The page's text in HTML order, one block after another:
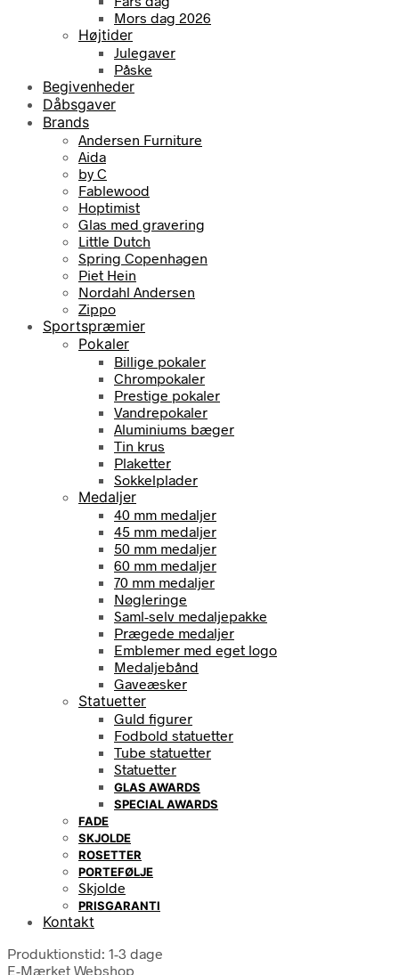
Mors dag 2026
Højtider
Julegaver
Påske
Begivenheder
Dåbsgaver
Brands
Andersen Furniture
Aida
by C
Fablewood
Hoptimist
Glas med gravering
Little Dutch
Spring Copenhagen
Piet Hein
Nordahl Andersen
Zippo
Sportspræmier
Pokaler
Billige pokaler
Chrompokaler
Prestige pokaler
Vandrepokaler
Aluminiums bæger
Tin krus
Plaketter
Sokkelplader
Medaljer
40 mm medaljer
45 mm medaljer
50 mm medaljer
60 mm medaljer
70 mm medaljer
Nøgleringe
Saml-selv medaljepakke
Prægede medaljer
Emblemer med eget logo
Medaljebånd
Gaveæsker
Statuetter
Guld figurer
Fodbold statuetter
Tube statuetter
Statuetter
GLAS AWARDS
SPECIAL AWARDS
FADE
SKJOLDE
ROSETTER
PORTEFØLJE
Skjolde
PRISGARANTI
Kontakt
Produktionstid: 1-3 dage
E-Mærket Webshop